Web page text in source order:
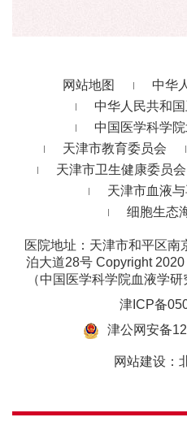
网站地图
中华
中华人民共和
中国医学科学
天津市教育委员会
天津市卫生健康委员会
天津市血液
细胞生态
医院地址：天津市和平区南
泊大道28号 Copyright
（中国医学科学院血液学
津ICP备
津公网安备
网站建设 ：